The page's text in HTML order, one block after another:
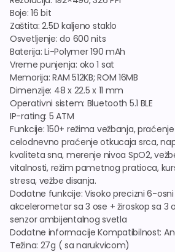
Boje: 16 bit
Zaštita: 2.5D kaljeno staklo
Osvetljenje: do 600 nits
Baterija: Li-Polymer 190 mAh
Vreme punjenja: oko 1 sat
Memorija: RAM 512KB; ROM 16MB
Dimenzije: 48 x 22.5 x 11 mm
Operativni sistem: Bluetooth 5.1 BLE
IP-rating: 5 ATM
Funkcije: 150+ režima vežbanja,
celodnevno praćenje otkucaja srca,
kvaliteta sna, merenje nivoa SpO2,
vitalnosti, režim pametnog pratioca,
stresa, vežbe disanja.
Dodatne funkcije: Visoko precizni 6-
akcelerometar sa 3 ose + žiroskop sa 3
senzor ambijentalnog svetla
Dodatne informacije Kompatibilnost:
Težina: 27g ( sa narukvicom)